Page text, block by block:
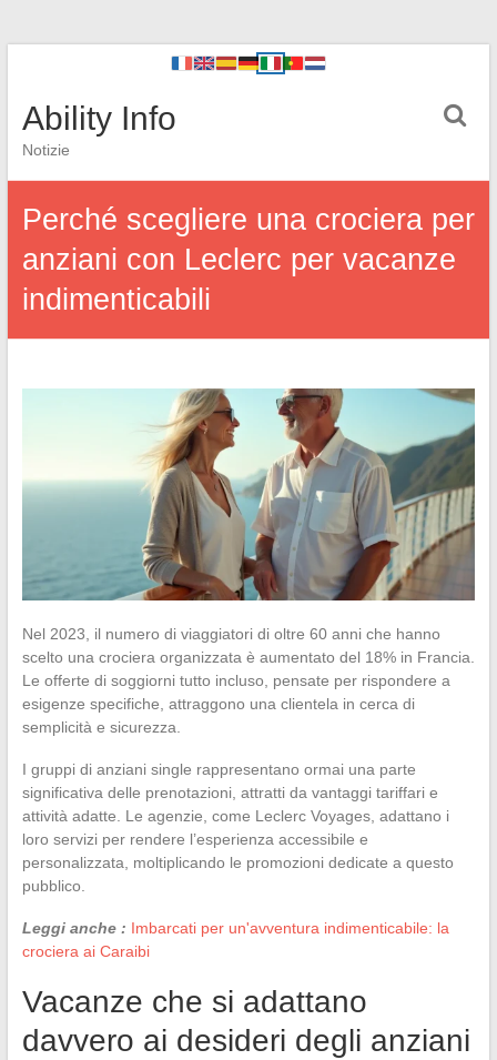
Ability Info
Notizie
Perché scegliere una crociera per
anziani con Leclerc per vacanze
indimenticabili
Nel 2023, il numero di viaggiatori di oltre 60 anni che hanno
scelto una crociera organizzata è aumentato del 18% in Francia.
Le offerte di soggiorni tutto incluso, pensate per rispondere a
esigenze specifiche, attraggono una clientela in cerca di
semplicità e sicurezza.
I gruppi di anziani single rappresentano ormai una parte
significativa delle prenotazioni, attratti da vantaggi tariffari e
attività adatte. Le agenzie, come Leclerc Voyages, adattano i
loro servizi per rendere l’esperienza accessibile e
personalizzata, moltiplicando le promozioni dedicate a questo
pubblico.
Leggi anche : Imbarcati per un'avventura indimenticabile: la
crociera ai Caraibi
Vacanze che si adattano
davvero ai desideri degli anziani